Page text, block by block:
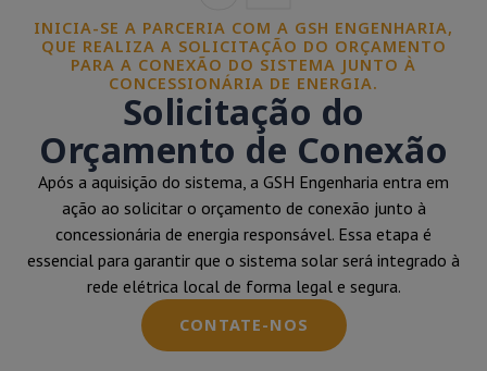
INICIA-SE A PARCERIA COM A GSH ENGENHARIA,
QUE REALIZA A SOLICITAÇÃO DO ORÇAMENTO
PARA A CONEXÃO DO SISTEMA JUNTO À
CONCESSIONÁRIA DE ENERGIA.
Solicitação do
Orçamento de Conexão
Após a aquisição do sistema, a GSH Engenharia entra em
ação ao solicitar o orçamento de conexão junto à
concessionária de energia responsável. Essa etapa é
essencial para garantir que o sistema solar será integrado à
rede elétrica local de forma legal e segura.
CONTATE-NOS